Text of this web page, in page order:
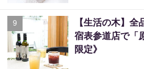
9
【生活の木】
宿表参道店で「
限定》